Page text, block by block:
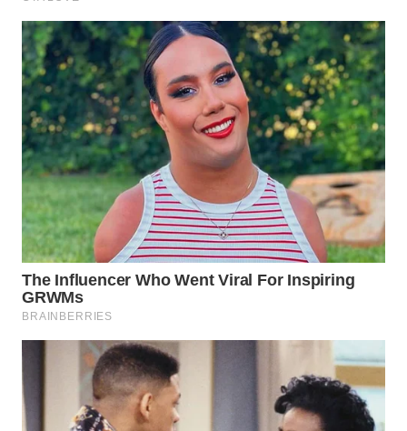
WN
PURWAKARTA
WN
PRIANGAN
TIMUR
WN
SEMARANG
WN
SOLO
BOROBUDUR
MADURA